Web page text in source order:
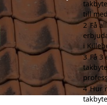
till
2 Få
i
3 Få 3
4 Hur